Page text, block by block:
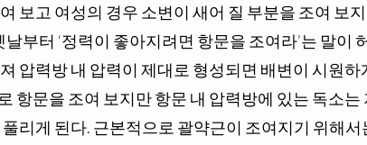
보고 여성의 경우 소변이 새어 질 부분을 조여 보
날부터 ‘정력이 좋아지려면 항문을 조여라’는 말이
압력방 내 압력이 제대로 형성되면 배변이 시원
항문을 조여 보지만 항문 내 압력방에 있는 독소는
리게 된다. 근본적으로 괄약근이 조여지기 위해